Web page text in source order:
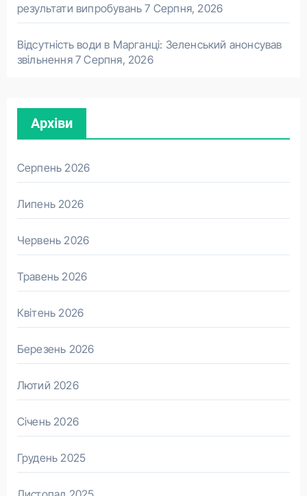
результати випробувань 7 Серпня, 2026
Відсутність води в Марганці: Зеленський анонсував
звільнення 7 Серпня, 2026
Архіви
Серпень 2026
Липень 2026
Червень 2026
Травень 2026
Квітень 2026
Березень 2026
Лютий 2026
Січень 2026
Грудень 2025